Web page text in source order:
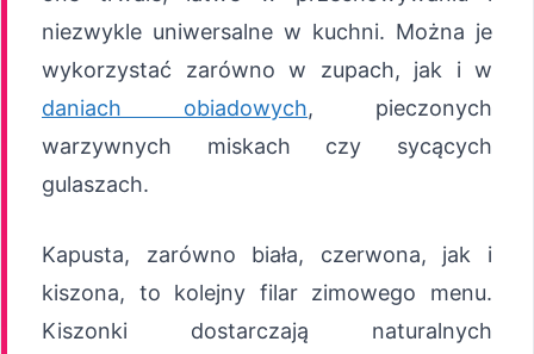
niezwykle uniwersalne w kuchni. Można je
wykorzystać zarówno w zupach, jak i w
daniach obiadowych, pieczonych
warzywnych miskach czy sycących
gulaszach.
Kapusta, zarówno biała, czerwona, jak i
kiszona, to kolejny filar zimowego menu.
Kiszonki dostarczają naturalnych